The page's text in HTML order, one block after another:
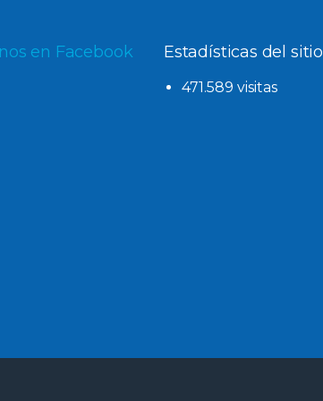
en Facebook Estadísticas del sitio
471.589 visitas